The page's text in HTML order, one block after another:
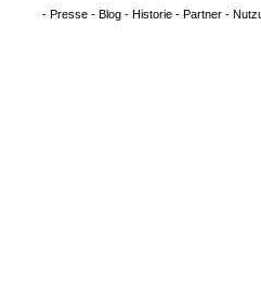
- Presse- Blog- Historie- Partner-